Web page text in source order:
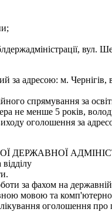
за адресою: м.
спрямування за
не менше 5 років,
оголошення за
ДЕРЖАВНОЇ
за фахом на
мовою та
оголошення